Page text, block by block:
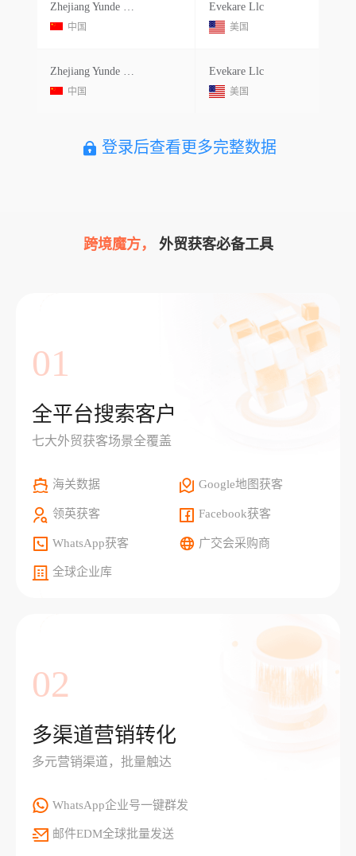
Zhejiang Yunde Sanitary Ware Co
中国
Evekare Llc
美国
Zhejiang Yunde Sanitary Ware Co Ltd
中国
Evekare Llc
美国
登录后查看更多完整数据
跨境魔方， 外贸获客必备工具
01
全平台搜索客户
七大外贸获客场景全覆盖
海关数据 Google地图获客
领英获客 Facebook获客
WhatsApp获客 广交会采购商
全球企业库
02
多渠道营销转化
多元营销渠道，批量触达
WhatsApp企业号一键群发
邮件EDM全球批量发送